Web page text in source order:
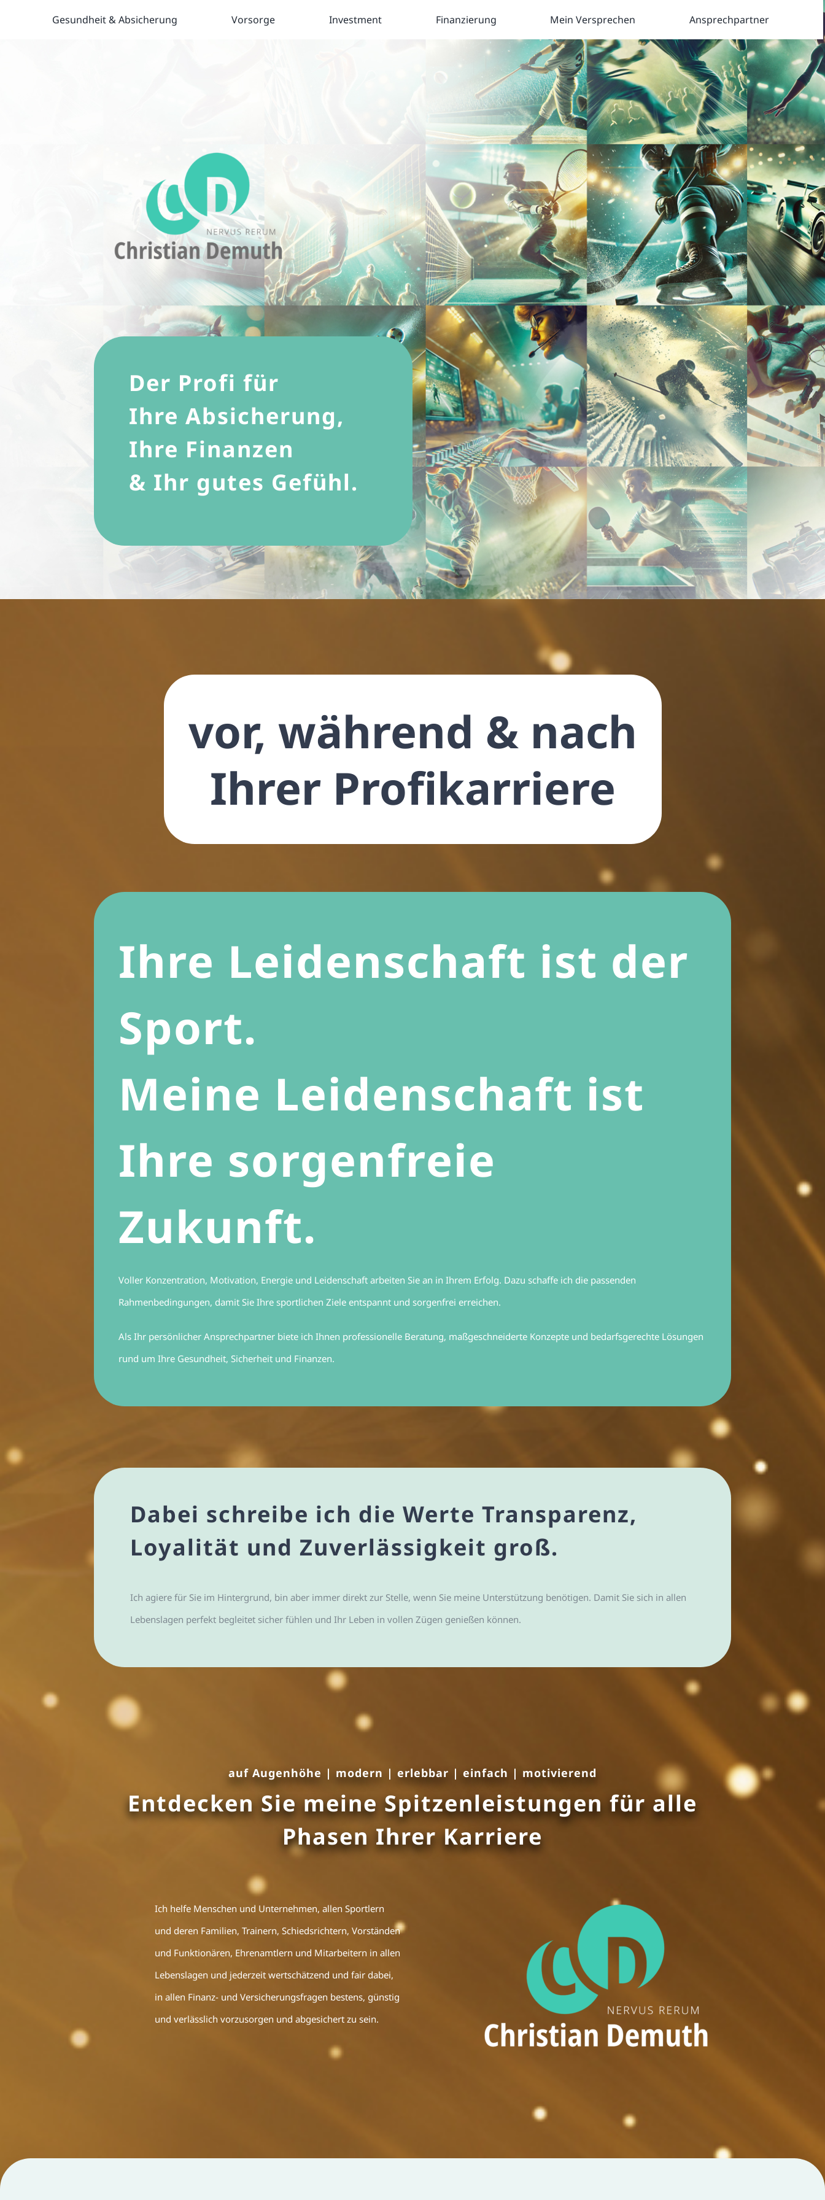
Gesundheit & Absicherung Vorsorge Investment Finanzierung Mein Versprechen Ansprechpartner
Der Profi für
Ihre Absicherung,
Ihre Finanzen
& Ihr gutes Gefühl.
vor, während & nach
Ihrer Profikarriere
Ihre Leidenschaft ist der
Sport.
Meine Leidenschaft ist
Ihre sorgenfreie
Zukunft.
Voller Konzentration, Motivation, Energie und Leidenschaft arbeiten Sie an in Ihrem Erfolg. Dazu schaffe ich die passenden
Rahmenbedingungen, damit Sie Ihre sportlichen Ziele entspannt und sorgenfrei erreichen.
Als Ihr persönlicher Ansprechpartner biete ich Ihnen professionelle Beratung, maßgeschneiderte Konzepte und bedarfsgerechte Lösungen
rund um Ihre Gesundheit, Sicherheit und Finanzen.
Dabei schreibe ich die Werte Transparenz,
Loyalität und Zuverlässigkeit groß.
Ich agiere für Sie im Hintergrund, bin aber immer direkt zur Stelle, wenn Sie meine Unterstützung benötigen. Damit Sie sich in allen
Lebenslagen perfekt begleitet sicher fühlen und Ihr Leben in vollen Zügen genießen können.
auf Augenhöhe | modern | erlebbar | einfach | motivierend
Entdecken Sie meine Spitzenleistungen für alle
Phasen Ihrer Karriere
Ich helfe Menschen und Unternehmen, allen Sportlern
und deren Familien, Trainern, Schiedsrichtern, Vorständen
und Funktionären, Ehrenamtlern und Mitarbeitern in allen
Lebenslagen und jederzeit wertschätzend und fair dabei,
in allen Finanz- und Versicherungsfragen bestens, günstig
und verlässlich vorzusorgen und abgesichert zu sein.